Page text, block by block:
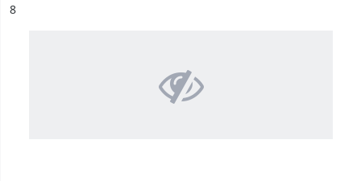
n°
8